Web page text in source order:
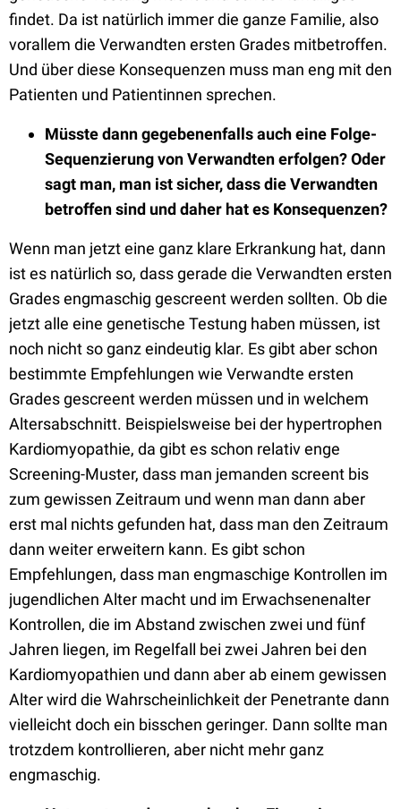
findet. Da ist natürlich immer die ganze Familie, also
vorallem die Verwandten ersten Grades mitbetroffen.
Und über diese Konsequenzen muss man eng mit den
Patienten und Patientinnen sprechen.
Müsste dann gegebenenfalls auch eine Folge-
Sequenzierung von Verwandten erfolgen? Oder
sagt man, man ist sicher, dass die Verwandten
betroffen sind und daher hat es Konsequenzen?
Wenn man jetzt eine ganz klare Erkrankung hat, dann
ist es natürlich so, dass gerade die Verwandten ersten
Grades engmaschig gescreent werden sollten. Ob die
jetzt alle eine genetische Testung haben müssen, ist
noch nicht so ganz eindeutig klar. Es gibt aber schon
bestimmte Empfehlungen wie Verwandte ersten
Grades gescreent werden müssen und in welchem
Altersabschnitt. Beispielsweise bei der hypertrophen
Kardiomyopathie, da gibt es schon relativ enge
Screening-Muster, dass man jemanden screent bis
zum gewissen Zeitraum und wenn man dann aber
erst mal nichts gefunden hat, dass man den Zeitraum
dann weiter erweitern kann. Es gibt schon
Empfehlungen, dass man engmaschige Kontrollen im
jugendlichen Alter macht und im Erwachsenenalter
Kontrollen, die im Abstand zwischen zwei und fünf
Jahren liegen, im Regelfall bei zwei Jahren bei den
Kardiomyopathien und dann aber ab einem gewissen
Alter wird die Wahrscheinlichkeit der Penetrante dann
vielleicht doch ein bisschen geringer. Dann sollte man
trotzdem kontrollieren, aber nicht mehr ganz
engmaschig.